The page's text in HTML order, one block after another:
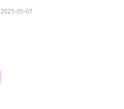
2025-05-07